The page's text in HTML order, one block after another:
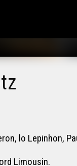
lo Lepinhon,
Limousin.